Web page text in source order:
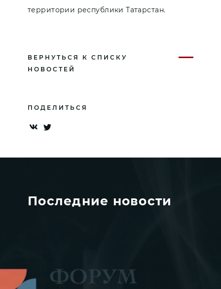
территории республики Татарстан.
ВЕРНУТЬСЯ К СПИСКУ
НОВОСТЕЙ
ПОДЕЛИТЬСЯ
Последние новости